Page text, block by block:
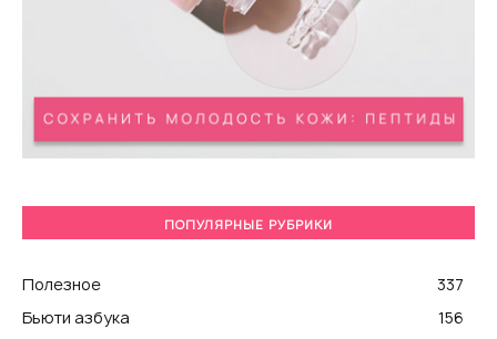
ПОПУЛЯРНЫЕ РУБРИКИ
Полезное
337
Бьюти азбука
156